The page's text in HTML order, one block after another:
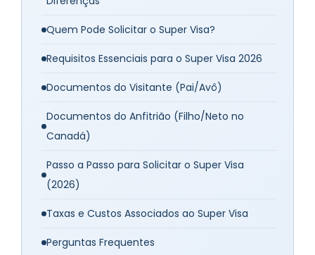
Quem Pode Solicitar o Super Visa?
Requisitos Essenciais para o Super Visa 2026
Documentos do Visitante (Pai/Avô)
Documentos do Anfitrião (Filho/Neto no
Canadá)
Passo a Passo para Solicitar o Super Visa
(2026)
Taxas e Custos Associados ao Super Visa
Perguntas Frequentes